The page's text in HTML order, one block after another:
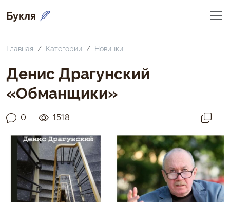
Букля
Главная Категории Новинки
Денис Драгунский
«Обманщики»
0 1518